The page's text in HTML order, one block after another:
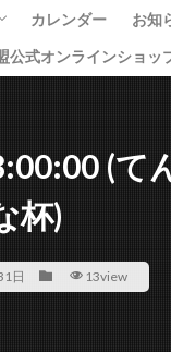
法
カレンダー お知
イ
ニ
すべ
公式オンラインショッ
(て
杯)
日 13view